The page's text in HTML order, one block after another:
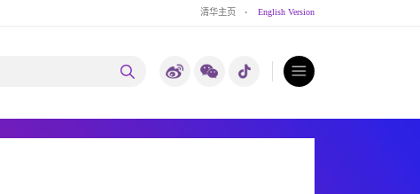
清华主页 · English Version